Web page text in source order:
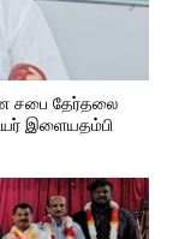
சபை தேர்தலை
இளையதம்பி